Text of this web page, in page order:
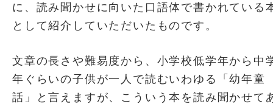
に、読み聞かせに向いた口語体で書かれている
として紹介していただいたものです。
文章の長さや難易度から、小学校低学年から中
年ぐらいの子供が一人で読むいわゆる「幼年童
話」と言えますが、こういう本を読み聞かせて